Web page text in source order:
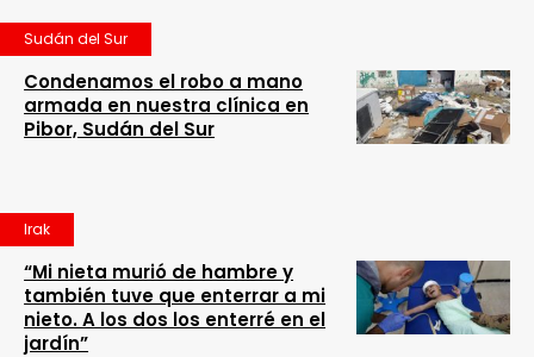
Sudán del Sur
Condenamos el robo a mano
armada en nuestra clínica en
Pibor, Sudán del Sur
Irak
“Mi nieta murió de hambre y
también tuve que enterrar a mi
nieto. A los dos los enterré en el
jardín”